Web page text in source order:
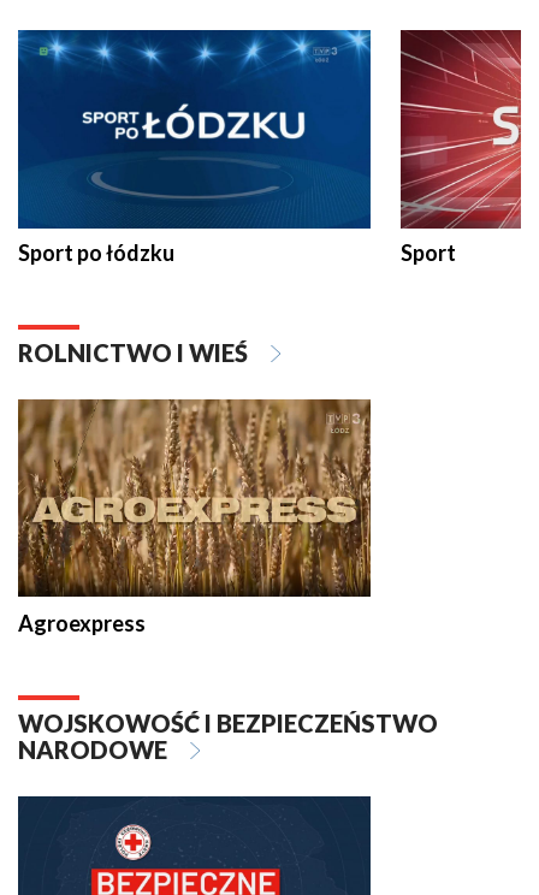
Sport po łódzku Sport
ROLNICTWO I WIEŚ
Agroexpress
WOJSKOWOŚĆ I BEZPIECZEŃSTWO
NARODOWE